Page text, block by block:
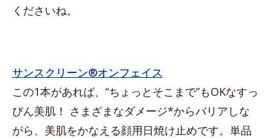
くださいね。
サンスクリーン®オンフェイス
この1本があれば、“ちょっとそこまで”もOKなすっ
ぴん美肌！ さまざまなダメージ*からバリアしな
がら、美肌をかなえる顔用日焼け止めです。単品